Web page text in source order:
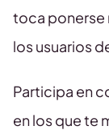
toca ponerse
los usuarios
Participa en
en los que te